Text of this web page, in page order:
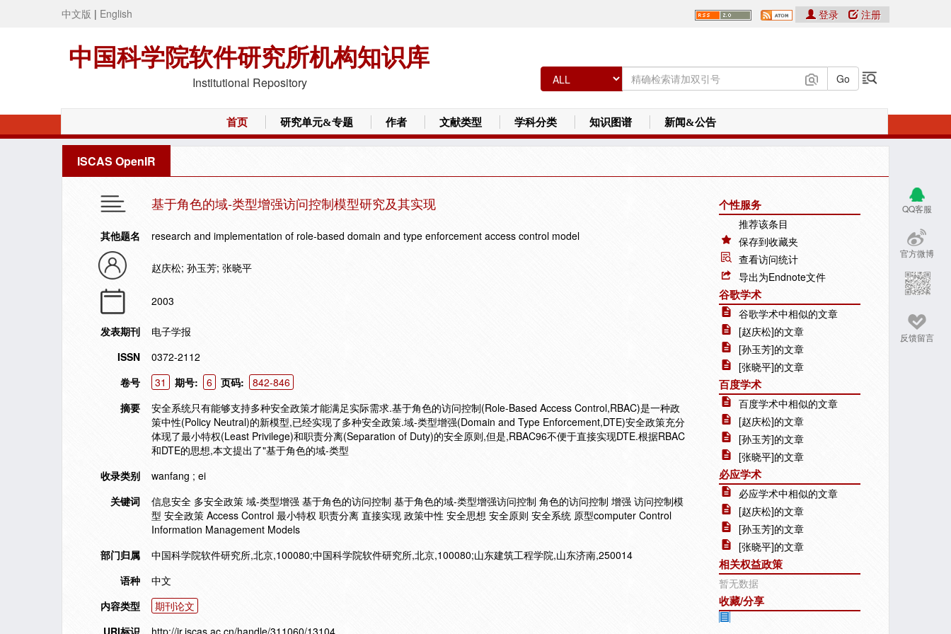
中文版 | English
中国科学院软件研究所机构知识库
Institutional Repository
登录 注册
首页 研究单元&专题 作者 文献类型 学科分类 知识图谱 新闻&公告
ISCAS OpenIR
QQ客服
官方微博
反馈留言
基于角色的域-类型增强访问控制模型研究及其实现
其他题名 research and implementation of role-based domain and type enforcement access control model
赵庆松; 孙玉芳; 张晓平
2003
发表期刊
电子学报
ISSN
0372-2112
卷号
31 期号: 6 页码:
842-846
摘要
安全系统只有能够支持多种安全政策才能满足实际需求.基于角色的访问控制(Role-Based Access Control,RBAC)是一种政
策中性(Policy Neutral)的新模型,已经实现了多种安全政策.域-类型增强(Domain and Type Enforcement,DTE)安全政策充分
体现了最小特权(Least Privilege)和职责分离(Separation of Duty)的安全原则,但是,RBAC96不便于直接实现DTE.根据RBAC
和DTE的思想,本文提出了"基于角色的域-类型
收录类别
wanfang ; ei
关键词
信息安全 多安全政策 域-类型增强 基于角色的访问控制 基于角色的域-类型增强访问控制 角色的访问控制 增强 访问控制模
型 安全政策 Access Control 最小特权 职责分离 直接实现 政策中性 安全思想 安全原则 安全系统 原型computer Control
Information Management Models
部门归属
中国科学院软件研究所,北京,100080;中国科学院软件研究所,北京,100080;山东建筑工程学院,山东济南,250014
语种
中文
内容类型
期刊论文
URI标识
http://ir.iscas.ac.cn/handle/311060/13104
个性服务
推荐该条目
保存到收藏夹
查看访问统计
导出为Endnote文件
谷歌学术
谷歌学术中相似的文章
[赵庆松]的文章
[孙玉芳]的文章
[张晓平]的文章
百度学术
百度学术中相似的文章
[赵庆松]的文章
[孙玉芳]的文章
[张晓平]的文章
必应学术
必应学术中相似的文章
[赵庆松]的文章
[孙玉芳]的文章
[张晓平]的文章
相关权益政策
暂无数据
收藏/分享